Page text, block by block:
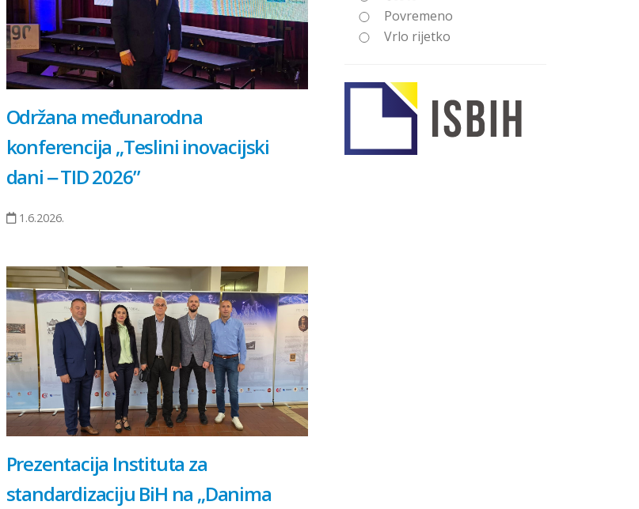
Održana međunarodna
konferencija „Teslini inovacijski
dani ‒ TID 2026”
1.6.2026.
Prezentacija Instituta za
standardizaciju BiH na „Danima
Povremeno
Vrlo rijetko